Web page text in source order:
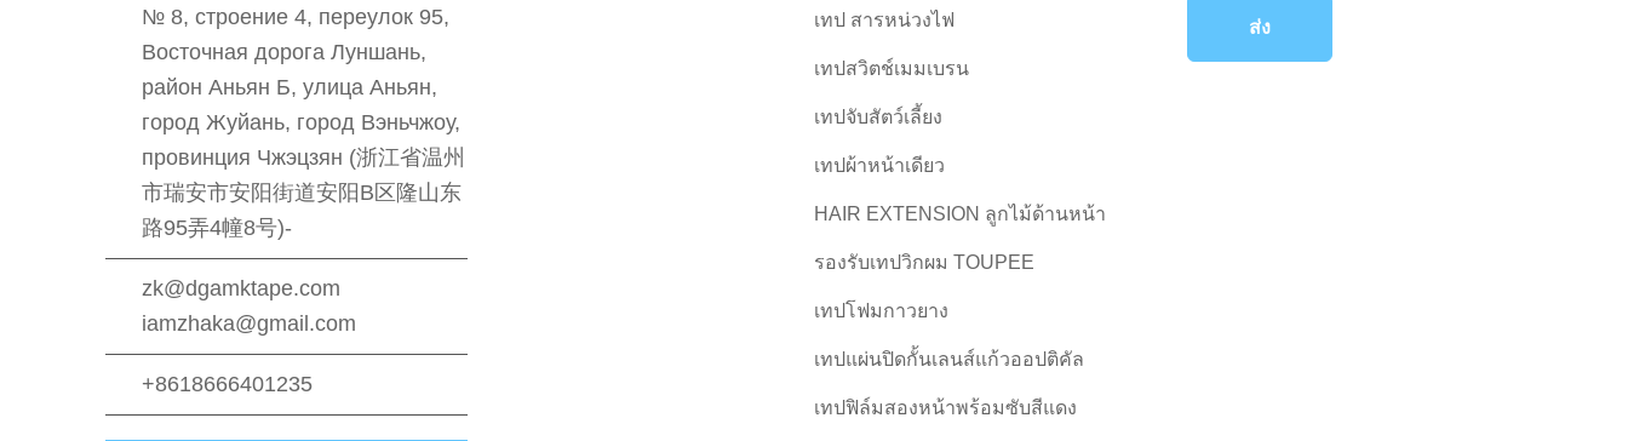
№ 8, строение 4, переулок 95,
Восточная дорога Луншань,
район Аньян Б, улица Аньян,
город Жуйань, город Вэньчжоу,
провинция Чжэцзян (浙江省温州
市瑞安市安阳街道安阳B区隆山东
路95弄4幢8号)-
zk@dgamktape.com
iamzhaka@gmail.com
+8618666401235
เทป สารหน่วงไฟ
เทปสวิตช์เมมเบรน
เทปจับสัตว์เลี้ยง
เทปผ้าหน้าเดียว
HAIR EXTENSION ลูกไม้ด้านหน้า
รองรับเทปวิกผม TOUPEE
เทปโฟมกาวยาง
เทปแผ่นปิดกั้นเลนส์แก้วออปติคัล
เทปฟิล์มสองหน้าพร้อมซับสีแดง
ส่ง